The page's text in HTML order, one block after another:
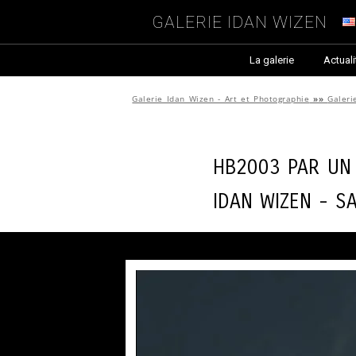
Galerie Idan Wizen
La galerie
Galerie Idan Wizen - Art et Photographie »»
HB2003 par
Idan Wizen -